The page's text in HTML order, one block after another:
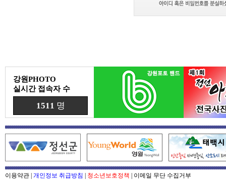
강원PHOTO
실시간 접속자 수
1511 명
이용약관 개인정보 취급방침 청소년보호정책
이메일 무단 수집거부